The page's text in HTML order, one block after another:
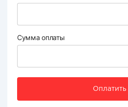
Сумма оплаты
Оплатить